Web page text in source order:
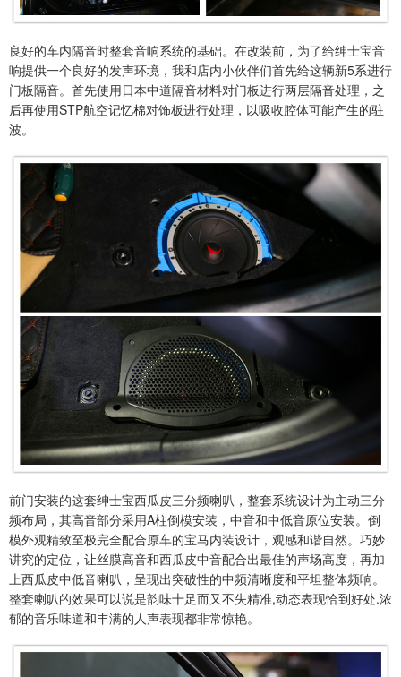
良好的车内隔音时整套音响系统的基础。在改装前，为了给绅士宝音
响提供一个良好的发声环境，我和店内小伙伴们首先给这辆新5系进行
门板隔音。首先使用日本中道隔音材料对门板进行两层隔音处理，之
后再使用STP航空记忆棉对饰板进行处理，以吸收腔体可能产生的驻
波。
前门安装的这套绅士宝西瓜皮三分频喇叭，整套系统设计为主动三分
频布局，其高音部分采用A柱倒模安装，中音和中低音原位安装。倒
模外观精致至极完全配合原车的宝马内装设计，观感和谐自然。巧妙
讲究的定位，让丝膜高音和西瓜皮中音配合出最佳的声场高度，再加
上西瓜皮中低音喇叭，呈现出突破性的中频清晰度和平坦整体频响。
整套喇叭的效果可以说是韵味十足而又不失精准,动态表现恰到好处.浓
郁的音乐味道和丰满的人声表现都非常惊艳。